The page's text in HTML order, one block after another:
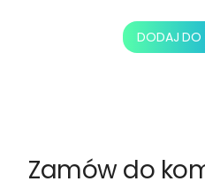
DODAJ DO
Zamów do